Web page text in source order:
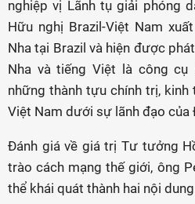
nghiệp vị Lãnh tụ giải phóng
Hữu nghị Brazil-Việt Nam
Nha tại Brazil và hiện được
Nha và tiếng Việt là công cụ
những thành tựu chính trị, kinh
Việt Nam dưới sự lãnh đạo của
Đánh giá về giá trị Tư tưởng
trào cách mạng thế giới, ông
thể khái quát thành hai nội